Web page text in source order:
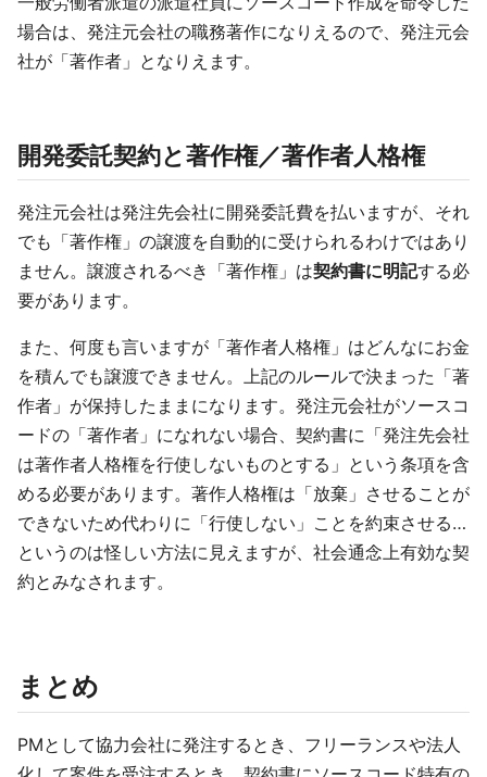
場合は、発注元会社の職務著作になりえるので、発注元会
社が「著作者」となりえます。
開発委託契約と著作権／著作者人格権
発注元会社は発注先会社に開発委託費を払いますが、それ
でも「著作権」の譲渡を自動的に受けられるわけではあり
ません。譲渡されるべき「著作権」は契約書に明記する必
要があります。
また、何度も言いますが「著作者人格権」はどんなにお金
を積んでも譲渡できません。上記のルールで決まった「著
作者」が保持したままになります。発注元会社がソースコ
ードの「著作者」になれない場合、契約書に「発注先会社
は著作者人格権を行使しないものとする」という条項を含
める必要があります。著作人格権は「放棄」させることが
できないため代わりに「行使しない」ことを約束させる…
というのは怪しい方法に見えますが、社会通念上有効な契
約とみなされます。
まとめ
PMとして協力会社に発注するとき、フリーランスや法人